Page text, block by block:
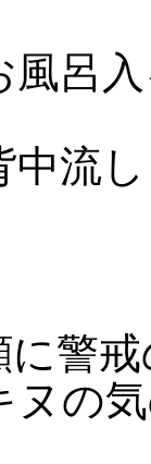
風呂
流
警
ヌの